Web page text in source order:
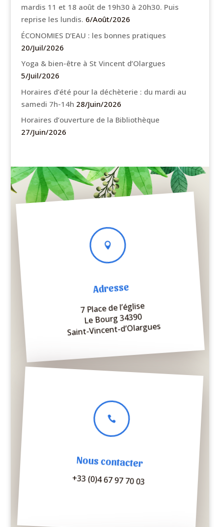
mardis 11 et 18 août de 19h30 à 20h30. Puis
reprise les lundis. 6/Août/2026
ÉCONOMIES D’EAU : les bonnes pratiques
20/Juil/2026
Yoga & bien-être à St Vincent d’Olargues
5/Juil/2026
Horaires d’été pour la déchèterie : du mardi au
samedi 7h-14h 28/Juin/2026
Horaires d’ouverture de la Bibliothèque
27/Juin/2026

Adresse
7 Place de l’église
Le Bourg 34390
Saint-Vincent-d’Olargues

Nous contacter
+33 (0)4 67 97 70 03